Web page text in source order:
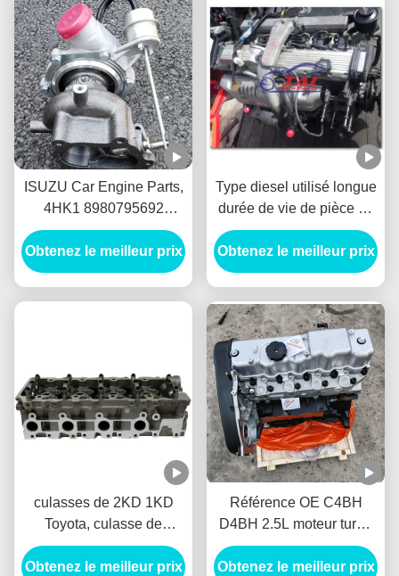
ISUZU Car Engine Parts,
4HK1 8980795692
turbocompresseur du
moteur diesel IHI 4HK1-
TC pour Isuzu
Obtenez le meilleur prix
Type diesel utilisé longue
durée de vie de pièce de
moteur de véhicule de
1HD 1HDFT de matériel
solide
Obtenez le meilleur prix
culasses de 2KD 1KD
Toyota, culasse de
moteur de Toyota Hilux
2,5 D4D (2KD)
Obtenez le meilleur prix
Référence OE C4BH
D4BH 2.5L moteur turbo
diesel Long Block Adapté
Pour Hyundai H1 KIA
Obtenez le meilleur prix